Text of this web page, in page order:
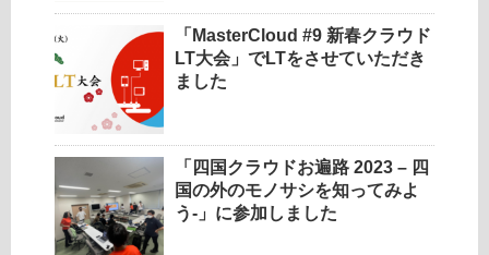
「MasterCloud #9 新春クラウド
LT大会」でLTをさせていただき
ました
「四国クラウドお遍路 2023 – 四
国の外のモノサシを知ってみよ
う-」に参加しました